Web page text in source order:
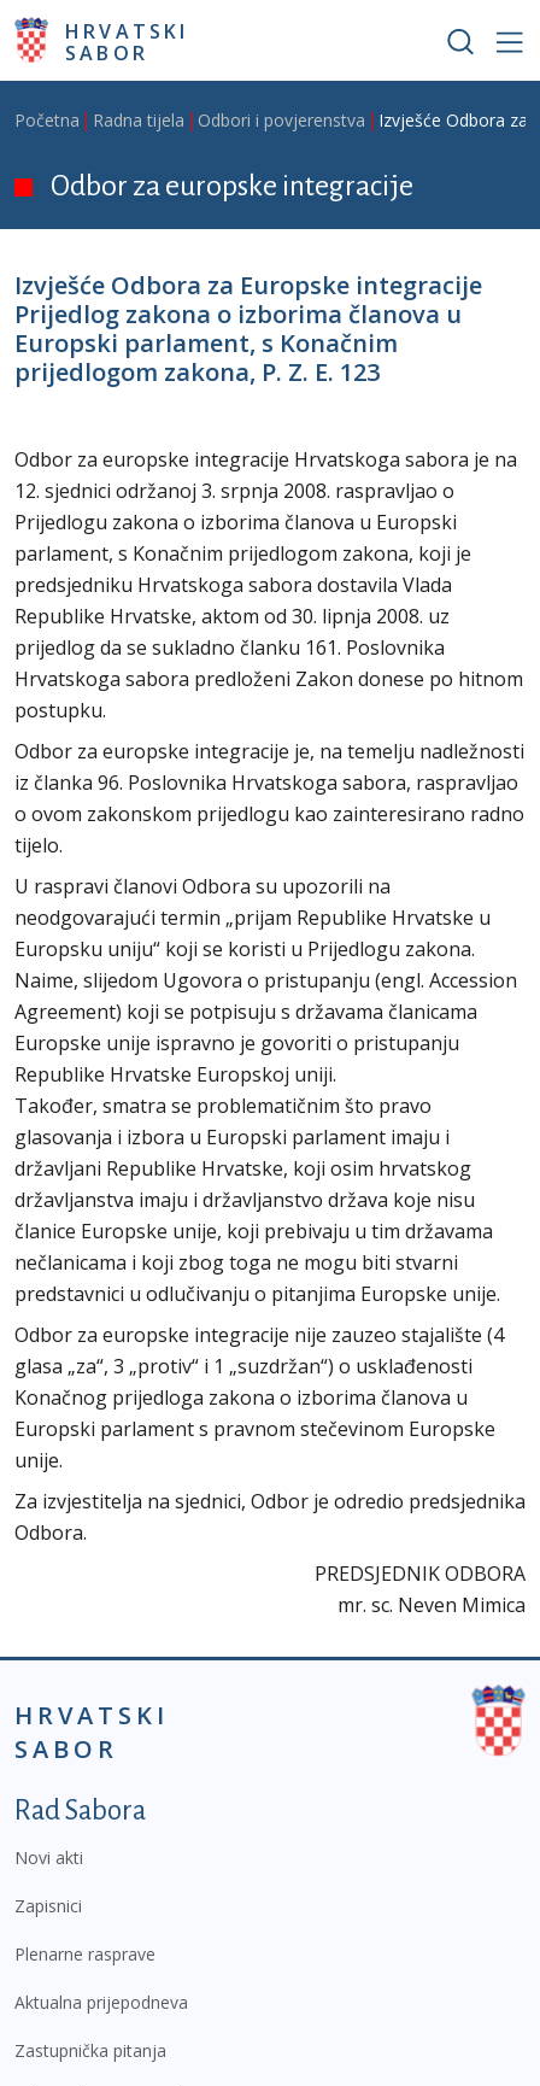
Skoči na glavni sadržaj
HRVATSKI
SABOR
Breadcrumb
Početna Radna tijela Odbori i povjerenstva Izvješće Odbora za
Odbor za europske integracije
Izvješće Odbora za Europske integracije
Prijedlog zakona o izborima članova u
Europski parlament, s Konačnim
prijedlogom zakona, P. Z. E. 123
Odbor za europske integracije Hrvatskoga sabora je na
12. sjednici održanoj 3. srpnja 2008. raspravljao o
Prijedlogu zakona o izborima članova u Europski
parlament, s Konačnim prijedlogom zakona, koji je
predsjedniku Hrvatskoga sabora dostavila Vlada
Republike Hrvatske, aktom od 30. lipnja 2008. uz
prijedlog da se sukladno članku 161. Poslovnika
Hrvatskoga sabora predloženi Zakon donese po hitnom
postupku.
Odbor za europske integracije je, na temelju nadležnosti
iz članka 96. Poslovnika Hrvatskoga sabora, raspravljao
o ovom zakonskom prijedlogu kao zainteresirano radno
tijelo.
U raspravi članovi Odbora su upozorili na
neodgovarajući termin „prijam Republike Hrvatske u
Europsku uniju“ koji se koristi u Prijedlogu zakona.
Naime, slijedom Ugovora o pristupanju (engl. Accession
Agreement) koji se potpisuju s državama članicama
Europske unije ispravno je govoriti o pristupanju
Republike Hrvatske Europskoj uniji.
Također, smatra se problematičnim što pravo
glasovanja i izbora u Europski parlament imaju i
državljani Republike Hrvatske, koji osim hrvatskog
državljanstva imaju i državljanstvo država koje nisu
članice Europske unije, koji prebivaju u tim državama
nečlanicama i koji zbog toga ne mogu biti stvarni
predstavnici u odlučivanju o pitanjima Europske unije.
Odbor za europske integracije nije zauzeo stajalište (4
glasa „za“, 3 „protiv“ i 1 „suzdržan“) o usklađenosti
Konačnog prijedloga zakona o izborima članova u
Europski parlament s pravnom stečevinom Europske
unije.
Za izvjestitelja na sjednici, Odbor je odredio predsjednika
Odbora.
PREDSJEDNIK ODBORA
mr. sc. Neven Mimica
HRVATSKI
SABOR
Podnožje prvi izbornik
Rad Sabora
Novi akti
Zapisnici
Plenarne rasprave
Aktualna prijepodneva
Zastupnička pitanja